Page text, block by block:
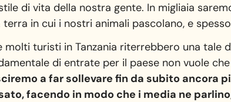
di vita della nostra gente. In migliaia
in cui i nostri animali pascolano, e
molti turisti in Tanzania riterrebbero una tale
di entrate per il paese non vuole
a far sollevare fin da subito ancora
facendo in modo che i media ne